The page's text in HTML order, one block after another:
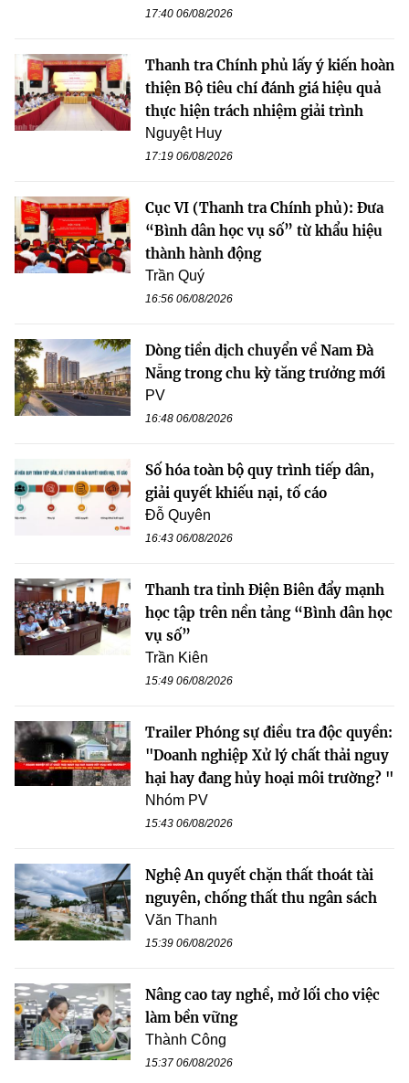
17:40 06/08/2026
Thanh tra Chính phủ lấy ý kiến hoàn
thiện Bộ tiêu chí đánh giá hiệu quả
thực hiện trách nhiệm giải trình
Nguyệt Huy
17:19 06/08/2026
Cục VI (Thanh tra Chính phủ): Đưa
“Bình dân học vụ số” từ khẩu hiệu
thành hành động
Trần Quý
16:56 06/08/2026
Dòng tiền dịch chuyển về Nam Đà
Nẵng trong chu kỳ tăng trưởng mới
PV
16:48 06/08/2026
Số hóa toàn bộ quy trình tiếp dân,
giải quyết khiếu nại, tố cáo
Đỗ Quyên
16:43 06/08/2026
Thanh tra tỉnh Điện Biên đẩy mạnh
học tập trên nền tảng “Bình dân học
vụ số”
Trần Kiên
15:49 06/08/2026
Trailer Phóng sự điều tra độc quyền:
"Doanh nghiệp Xử lý chất thải nguy
hại hay đang hủy hoại môi trường? "
Nhóm PV
15:43 06/08/2026
Nghệ An quyết chặn thất thoát tài
nguyên, chống thất thu ngân sách
Văn Thanh
15:39 06/08/2026
Nâng cao tay nghề, mở lối cho việc
làm bền vững
Thành Công
15:37 06/08/2026